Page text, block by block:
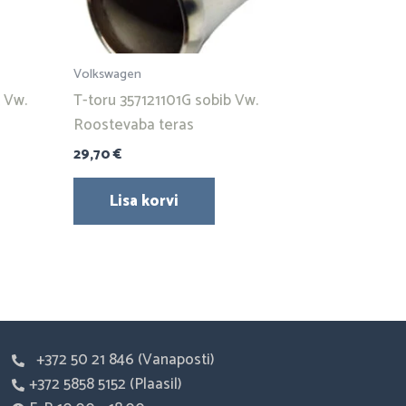
Volkswagen
T-toru 357121101G sobib Vw.
Roostevaba teras
29,70€
Lisa korvi
+372 50 21 846 (Vanaposti)
+372 5858 5152 (Plaasil)